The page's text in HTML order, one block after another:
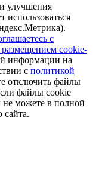
улучшения
использоваться
с
cookie-
информации на
с политикой
отключить файлы
файлы cookie
не можете в полной
сайта.